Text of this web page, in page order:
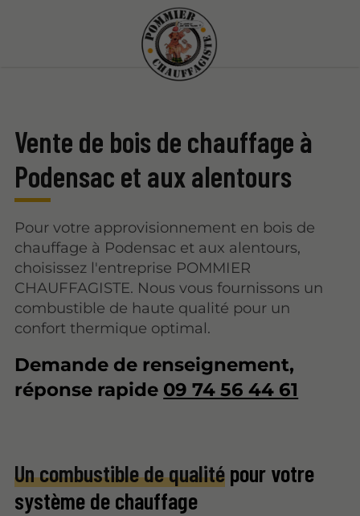
Vente de bois de chauffage à
Podensac et aux alentours
Pour votre approvisionnement en bois de
chauffage à Podensac et aux alentours,
choisissez l'entreprise POMMIER
CHAUFFAGISTE. Nous vous fournissons un
combustible de haute qualité pour un
confort thermique optimal.
Demande de renseignement,
réponse rapide 09 74 56 44 61
Un combustible de qualité pour votre
système de chauffage